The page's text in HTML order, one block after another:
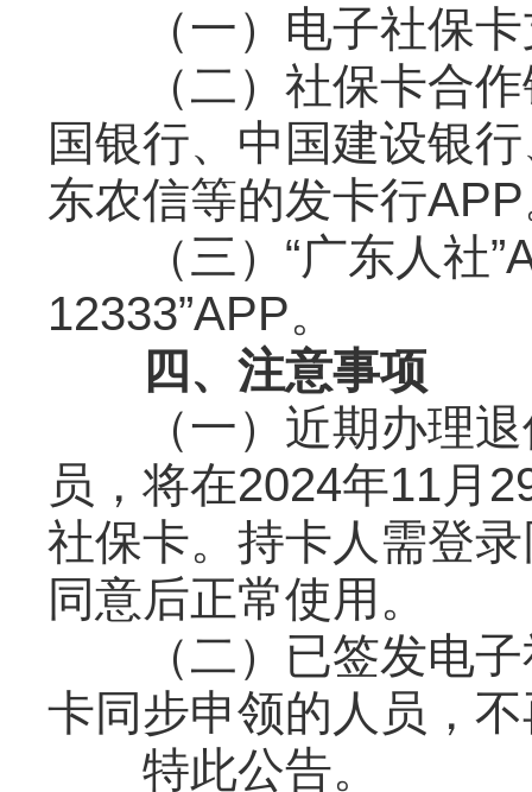
（一）电子社保卡
（二）社保卡合作
国银行、中国建设银
东农信等的发卡行
（三）“广东人社
12333”APP。
四、注意事项
（一）近期办理退
员，将在2024年11月
社保卡。持卡人需登
同意后正常使用。
（二）已签发电子
卡同步申领的人员，
特此公告。